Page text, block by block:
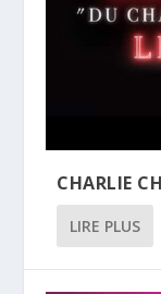
CHARLIE
LIRE PLUS